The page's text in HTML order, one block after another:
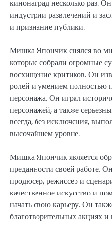
кинонаград несколько раз.
индустрии развлечений и
и признание публики.
Мишка Япончик снялся во
которые собрали огромные
восхищение критиков. Он
ролей и умением полностью
персонажа. Он играл
персонажей, а также
всегда, без исключения,
высочайшем уровне.
Мишка Япончик является
преданности своей работе.
продюсер, режиссер и
качественное искусство и
начать свою карьеру. Он
благотворительных акциях